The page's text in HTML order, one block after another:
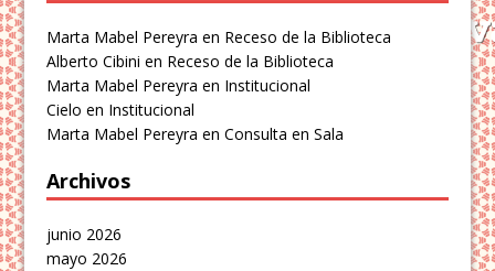
Marta Mabel Pereyra en Receso de la Biblioteca
Alberto Cibini en Receso de la Biblioteca
Marta Mabel Pereyra en Institucional
Cielo en Institucional
Marta Mabel Pereyra enConsulta en Sala
Archivos
junio 2026
mayo 2026